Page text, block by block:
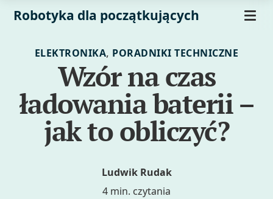
Robotyka dla początkujących
ELEKTRONIKA, PORADNIKI TECHNICZNE
Wzór na czas
ładowania baterii –
jak to obliczyć?
Ludwik Rudak
4 min. czytania